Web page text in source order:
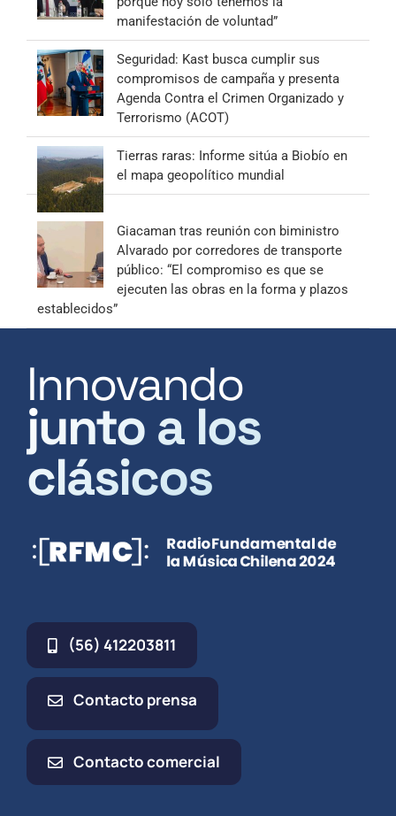
manifestación de voluntad”
Seguridad: Kast busca cumplir sus
compromisos de campaña y presenta
Agenda Contra el Crimen Organizado y
Terrorismo (ACOT)
Tierras raras: Informe sitúa a Biobío en
el mapa geopolítico mundial
Giacaman tras reunión con biministro
Alvarado por corredores de transporte
público: “El compromiso es que se
ejecuten las obras en la forma y plazos
establecidos”
Innovando
junto a los
clásicos
(56) 412203811
Contacto prensa
Contacto comercial